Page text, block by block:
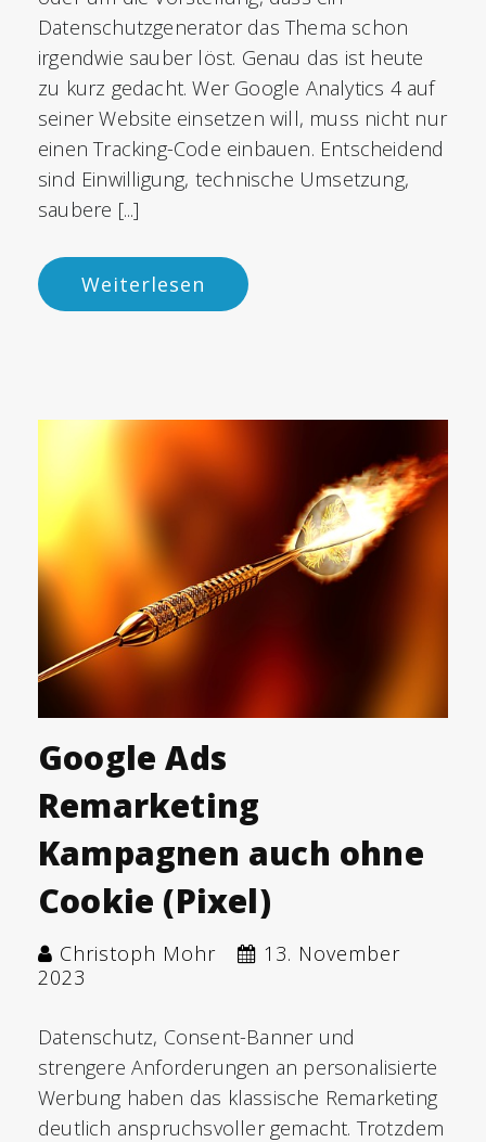
Datenschutzgenerator das Thema schon
irgendwie sauber löst. Genau das ist heute
zu kurz gedacht. Wer Google Analytics 4 auf
seiner Website einsetzen will, muss nicht nur
einen Tracking-Code einbauen. Entscheidend
sind Einwilligung, technische Umsetzung,
saubere [...]
Weiterlesen
Google Ads
Remarketing
Kampagnen auch ohne
Cookie (Pixel)
Christoph Mohr
13. November
2023
Datenschutz, Consent-Banner und
strengere Anforderungen an personalisierte
Werbung haben das klassische Remarketing
deutlich anspruchsvoller gemacht. Trotzdem